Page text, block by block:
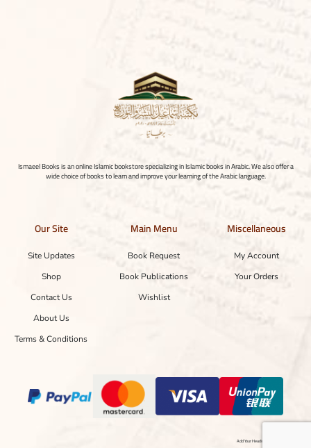
Ismaeel Books is an online Islamic bookstore specializing in Islamic books in Arabic. We also offer a
wide choice of books to learn and improve your learning of the Arabic language.
Our Site
Site Updates
Shop
Contact Us
About Us
Terms & Conditions
Main Menu
Book Request
Book Publications
Wishlist
Miscellaneous
My Account
Your Orders
Add Your Heading Text Here